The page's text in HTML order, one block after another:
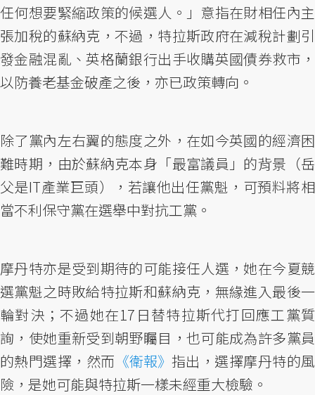
任何想要緊縮政策的候選人。」意指在財相任內主
張加稅的蘇納克，不過，特拉斯政府在減稅計劃引
發金融混亂、英格蘭銀行出手收購英國債券救市，
以防養老基金破產之後，亦已政策轉向。
除了黨內左右翼的態度之外，在如今英國的經濟困
難時期，由於蘇納克本身「最富議員」的背景（岳
父是IT產業巨頭），若讓他出任黨魁，可預料將相
當不利保守黨在選舉中對抗工黨。
摩丹特亦是受到期待的可能接任人選，她在今夏競
選黨魁之時敗給特拉斯和蘇納克，無緣進入最後一
輪對決；不過她在17日替特拉斯代打回應工黨質
詢，使她重新受到朝野矚目，也可能成為許多黨員
的熱門選擇，然而 《衛報》 指出，選擇摩丹特的風
險，是她可能與特拉斯一樣未經重大檢驗。